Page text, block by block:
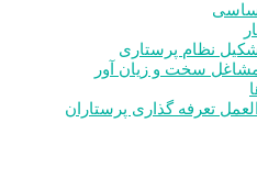
نظام پرستاری
مشاغل سخت و زیان آور
تعرفه گذاری پرستاران